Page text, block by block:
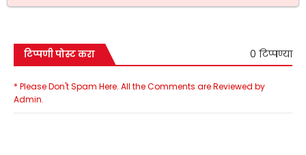
टिप्पणी पोस्ट करा 0 टिप्पण्या
* Please Don't Spam Here. All the Comments are Reviewed by
Admin.